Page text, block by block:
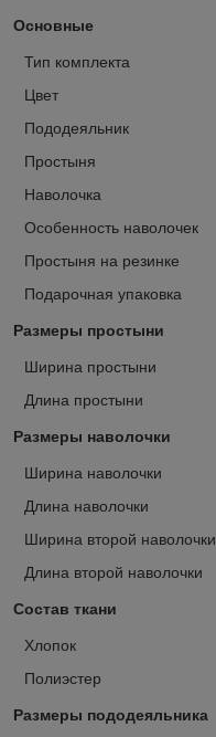
Основные
Тип комплекта
Цвет
Пододеяльник
Простыня
Наволочка
Особенность наволочек
Простыня на резинке
Подарочная упаковка
Размеры простыни
Ширина простыни
Длина простыни
Размеры наволочки
Ширина наволочки
Длина наволочки
Ширина второй наволочки
Длина второй наволочки
Состав ткани
Хлопок
Полиэстер
Размеры пододеяльника